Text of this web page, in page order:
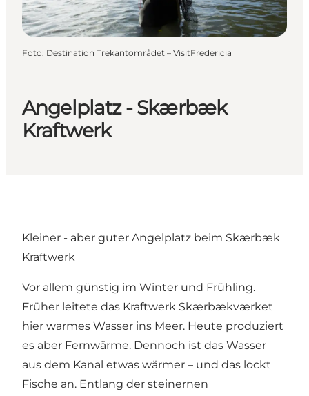
Angelplatz - Skærbæk
Kraftwerk
Foto: Destination Trekantområdet – VisitFredericia
Kleiner - aber guter Angelplatz beim Skærbæk
Kraftwerk
Vor allem günstig im Winter und Frühling.
Früher leitete das Kraftwerk Skærbækværket
hier warmes Wasser ins Meer. Heute produziert
es aber Fernwärme. Dennoch ist das Wasser
aus dem Kanal etwas wärmer – und das lockt
Fische an. Entlang der steinernen